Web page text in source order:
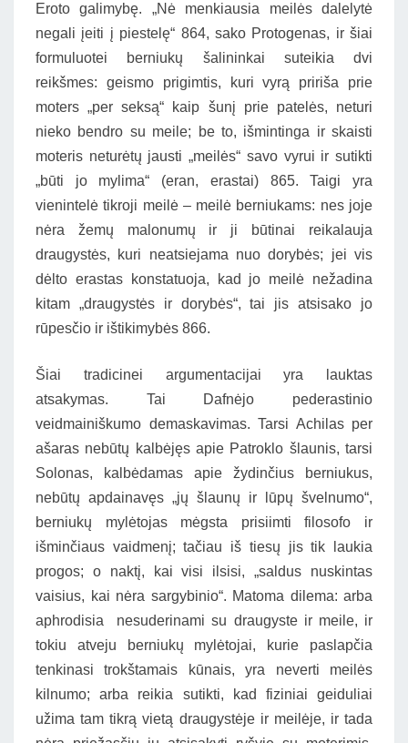
Eroto galimybę. „Nė menkiausia meilės dalelytė
negali įeiti į piestelę“ 864, sako Protogenas, ir šiai
formuluotei berniukų šalininkai suteikia dvi
reikšmes: geismo prigimtis, kuri vyrą pririša prie
moters „per seksą“ kaip šunį prie patelės, neturi
nieko bendro su meile; be to, išmintinga ir skaisti
moteris neturėtų jausti „meilės“ savo vyrui ir sutikti
„būti jo mylima“ (eran, erastai) 865. Taigi yra
vienintelė tikroji meilė – meilė berniukams: nes joje
nėra žemų malonumų ir ji būtinai reikalauja
draugystės, kuri neatsiejama nuo dorybės; jei vis
dėlto erastas konstatuoja, kad jo meilė nežadina
kitam „draugystės ir dorybės“, tai jis atsisako jo
rūpesčio ir ištikimybės 866.
Šiai tradicinei argumentacijai yra lauktas
atsakymas. Tai Dafnėjo pederastinio
veidmainiškumo demaskavimas. Tarsi Achilas per
ašaras nebūtų kalbėjęs apie Patroklo šlaunis, tarsi
Solonas, kalbėdamas apie žydinčius berniukus,
nebūtų apdainavęs „jų šlaunų ir lūpų švelnumo“,
berniukų mylėtojas mėgsta prisiimti filosofo ir
išminčiaus vaidmenį; tačiau iš tiesų jis tik laukia
progos; o naktį, kai visi ilsisi, „saldus nuskintas
vaisius, kai nėra sargybinio“. Matoma dilema: arba
aphrodisia nesuderinami su draugyste ir meile, ir
tokiu atveju berniukų mylėtojai, kurie paslapčia
tenkinasi trokštamais kūnais, yra neverti meilės
kilnumo; arba reikia sutikti, kad fiziniai geiduliai
užima tam tikrą vietą draugystėje ir meilėje, ir tada